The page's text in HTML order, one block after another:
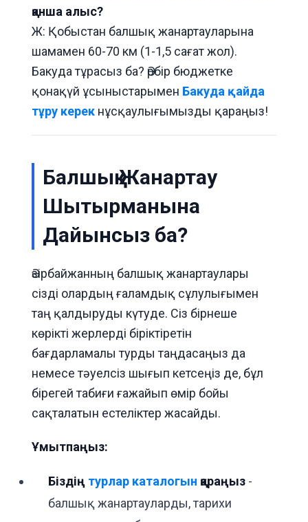
қанша алыс?
Ж: Қобыстан балшық жанартауларына
шамамен 60-70 км (1-1,5 сағат жол).
Бакуда тұрасыз ба? Әрбір бюджетке
қонақүй ұсыныстарымен Бакуда қайда
тұру керек нұсқаулығымызды қараңыз!
Балшық Жанартау
Шытырманына
Дайынсыз ба?
Әзірбайжанның балшық жанартаулары
сізді олардың ғаламдық сұлулығымен
таң қалдыруды күтуде. Сіз бірнеше
көрікті жерлерді біріктіретін
бағдарламалы турды таңдасаңыз да
немесе тәуелсіз шығып кетсеңіз де, бұл
бірегей табиғи ғажайып өмір бойы
сақталатын естеліктер жасайды.
Ұмытпаңыз:
Біздің турлар каталогын қараңыз -
балшық жанартауларды, тарихи